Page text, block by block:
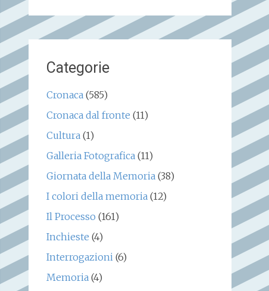
Categorie
Cronaca(585)
Cronaca dal fronte (11)
Cultura(1)
Galleria Fotografica(11)
Giornata della Memoria(38)
I colori della memoria(12)
Il Processo (161)
Inchieste (4)
Interrogazioni(6)
Memoria(4)